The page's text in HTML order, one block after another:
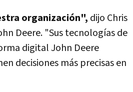
organización", dijo Chris
Deere. "Sus tecnologías de
digital John Deere
decisiones más precisas en